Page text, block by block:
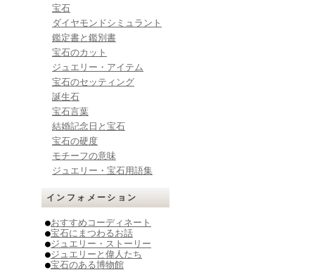
宝石
ダイヤモンドシミュラント
鑑定書と鑑別書
宝石のカット
ジュエリー・アイテム
宝石のセッティング
誕生石
宝石言葉
結婚記念日と宝石
宝石の硬度
モチーフの意味
ジュエリー・宝石用語集
インフォメーション
●おすすめコーディネート
●宝石にまつわるお話
●ジュエリー・ストーリー
●ジュエリーと偉人たち
●宝石のある博物館